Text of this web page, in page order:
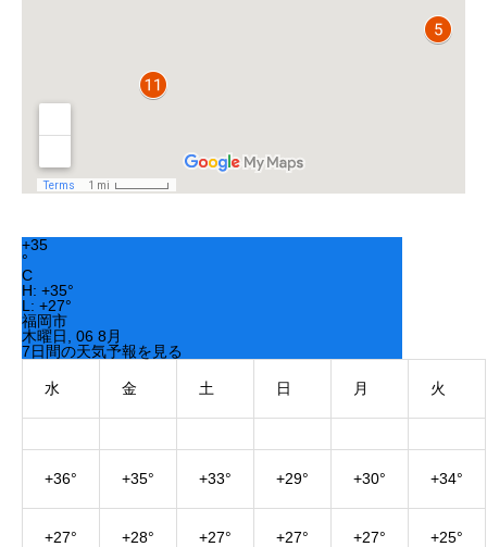
+35
°
C
H: +35°
L: +27°
福岡市
木曜日, 06 8月
7日間の天気予報を見る
水 金 土 日 月 火
+36° +35° +33° +29° +30° +34°
+27° +28° +27° +27° +27° +25°